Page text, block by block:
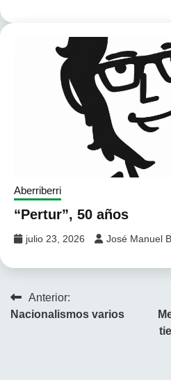
Aberriberri
“Pertur”, 50 años
julio 23, 2026 José Manuel
Navegación
Anterior:
Nacionalismos varios